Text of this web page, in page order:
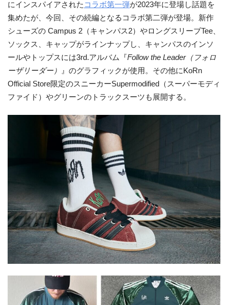
にインスパイアされた コラボ第一弾が2023年に登場し話題を
集めたが、今回、その続編となるコラボ第二弾が登場。新作
シューズの Campus 2（キャンパス2）やロングスリーブTee、
ソックス、キャップがラインナップし、キャンパスのインソ
ールやトップスには3rd.アルバム『Follow the Leader（フォロ
ーザリーダー）
』のグラフィックが使用。その他にKoRn
Official Store限定のスニーカーSupermodified（スーパーモディ
ファイド）やグリーンのトラックスーツも展開する。